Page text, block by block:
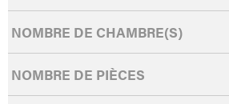
NOMBRE DE CHAMBRE(S)
NOMBRE DE PIÈCES